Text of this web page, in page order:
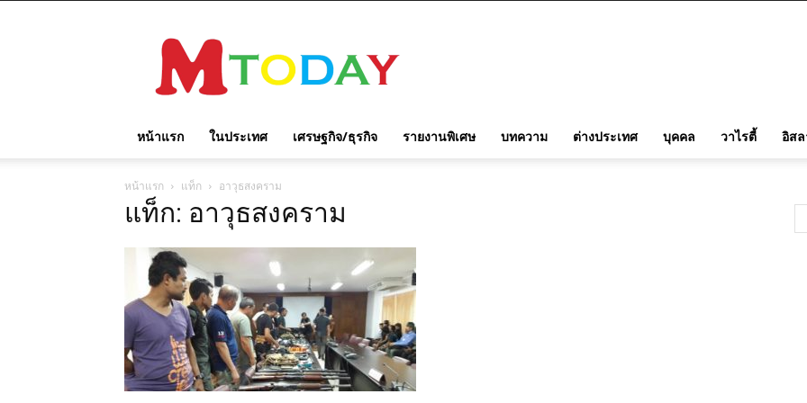
TODAY
หน้าแรก ในประเทศ เศรษฐกิจ/ธุรกิจ รายงานพิเศษ บทความ ต่างประเทศ บุคคล วาไรตี้ อิส
หน้าแรก แท็ก อาวุธสงคราม
แท็ก: อาวุธสงคราม